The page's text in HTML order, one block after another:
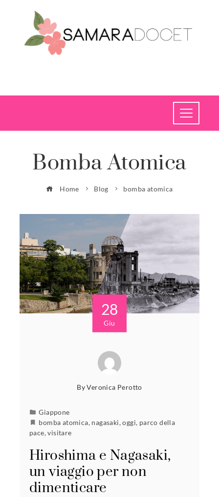
Bomba Atomica
Home Blog bomba atomica
28
Giu
ByVeronica Perotto
Giappone
bomba atomica, nagasaki,oggi, parco della
pace,visitare
Hiroshima e Nagasaki,
un viaggio per non
dimenticare